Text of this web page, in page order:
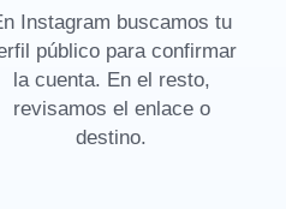
Instagram buscamos tu
público para confirmar
la cuenta. En el resto,
revisamos el enlace o
destino.